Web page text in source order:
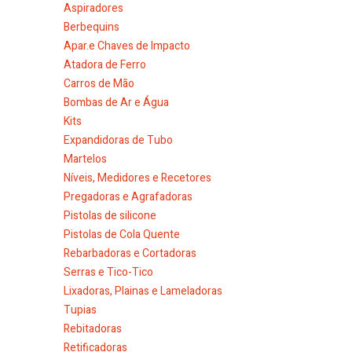
Aspiradores
Berbequins
Apar.e Chaves de Impacto
Atadora de Ferro
Carros de Mão
Bombas de Ar e Água
Kits
Expandidoras de Tubo
Martelos
Níveis, Medidores e Recetores
Pregadoras e Agrafadoras
Pistolas de silicone
Pistolas de Cola Quente
Rebarbadoras e Cortadoras
Serras e Tico-Tico
Lixadoras, Plainas e Lameladoras
Tupias
Rebitadoras
Retificadoras